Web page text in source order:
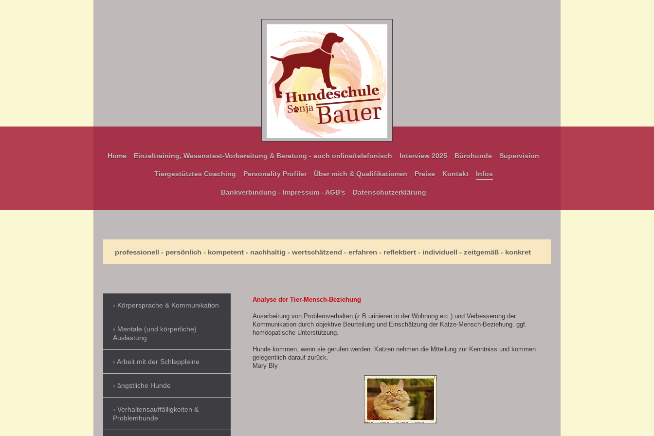
Home Einzeltraining, Wesenstest-Vorbereitung & Beratung - auch online/telefonisch Interview 2025 Bürohunde Supervision
Tiergestütztes Coaching Personality Profiler Über mich & Qualifikationen Preise Kontakt Infos
Bankverbindung - Impressum - AGB's Datenschutzerklärung
professionell - persönlich - kompetent - nachhaltig - wertschätzend - erfahren - reflektiert - individuell - zeitgemäß - konkret
Analyse der Tier-Mensch-Beziehung
Ausarbeitung von Problemverhalten (z.B urinieren in der Wohnung etc.) und Verbesserung der
Kommunikation durch objektive Beurteilung und Einschätzung der Katze-Mensch-Beziehung. ggf.
homöopatische Unterstützung.
Hunde kommen, wenn sie gerufen werden. Katzen nehmen die Mtteilung zur Kenntniss und kommen
gelegentlich darauf zurück.
Mary Bly
Körpersprache & Kommunikation
Mentale (und körperliche)
Auslastung
Arbeit mit der Schleppleine
ängstliche Hunde
Verhaltensauffälligkeiten &
Problemhunde